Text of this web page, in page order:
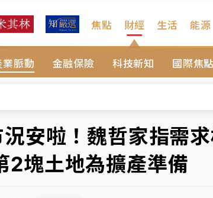
焦點 財經
業脈動 金融保險 科技新知 國際焦點
生活 能源
件、低軌衛星及載板皆走弱
諒向法院聲請遭駁 理由曝光
約開賣一度塞車 周六起展出延長至晚上7時
成功 今重開羈押庭
安啦！魏哲家指需
塊土地為擴產準備